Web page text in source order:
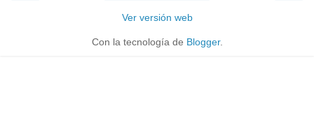
Ver versión web
Con la tecnología de Blogger.